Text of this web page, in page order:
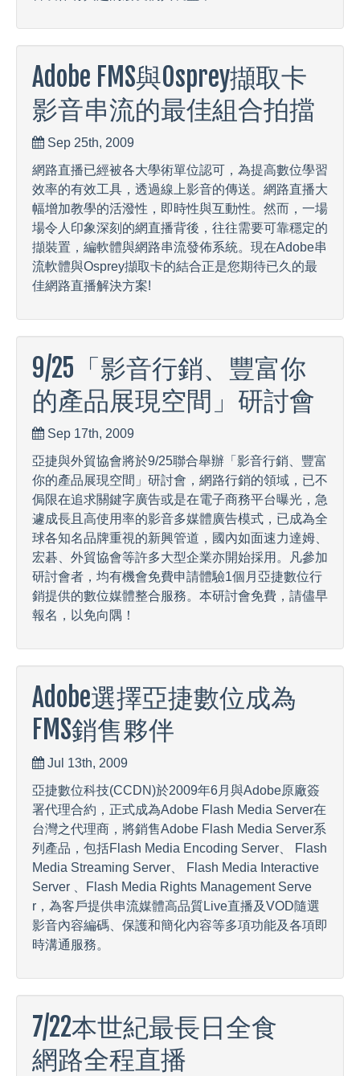
Adobe FMS與Osprey擷取卡
影音串流的最佳組合拍擋
Sep 25th, 2009
網路直播已經被各大學術單位認可，為提高數位學習
效率的有效工具，透過線上影音的傳送。網路直播大
幅增加教學的活潑性，即時性與互動性。然而，一場
場令人印象深刻的網直播背後，往往需要可靠穩定的
擷裝置，編軟體與網路串流發佈系統。現在Adobe串
流軟體與Osprey擷取卡的結合正是您期待已久的最
佳網路直播解決方案!
9/25「影音行銷、豐富你
的產品展現空間」研討會
Sep 17th, 2009
亞捷與外貿協會將於9/25聯合舉辦「影音行銷、豐富
你的產品展現空間」研討會，網路行銷的領域，已不
侷限在追求關鍵字廣告或是在電子商務平台曝光，急
遽成長且高使用率的影音多媒體廣告模式，已成為全
球各知名品牌重視的新興管道，國內如面速力達姆、
宏碁、外貿協會等許多大型企業亦開始採用。凡參加
研討會者，均有機會免費申請體驗1個月亞捷數位行
銷提供的數位媒體整合服務。本研討會免費，請儘早
報名，以免向隅！
Adobe選擇亞捷數位成為
FMS銷售夥伴
Jul 13th, 2009
亞捷數位科技(CCDN)於2009年6月與Adobe原廠簽
署代理合約，正式成為Adobe Flash Media Server在
台灣之代理商，將銷售Adobe Flash Media Server系
列產品，包括Flash Media Encoding Server、 Flash
Media Streaming Server、 Flash Media Interactive
Server 、Flash Media Rights Management Serve
r，為客戶提供串流媒體高品質Live直播及VOD隨選
影音內容編碼、保護和簡化內容等多項功能及各項即
時溝通服務。
7/22本世紀最長日全食
網路全程直播